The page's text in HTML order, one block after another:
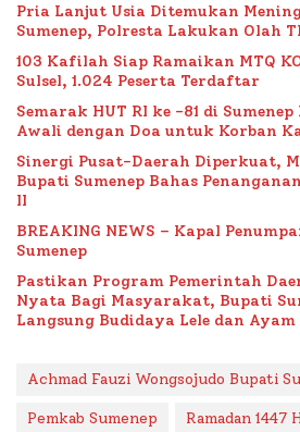
Pria Lanjut Usia Ditemukan
Sumenep, Polresta Lakukan Olah
103 Kafilah Siap Ramaikan MTQ
Sulsel, 1.024 Peserta Terdaftar
Semarak HUT RI ke -81 di
Awali dengan Doa untuk Korban
Sinergi Pusat-Daerah Diperkuat,
Bupati Sumenep Bahas
II
BREAKING NEWS – Kapal
Sumenep
Pastikan Program Pemerintah
Nyata Bagi Masyarakat, Bupati
Langsung Budidaya Lele dan Ayam
Achmad Fauzi Wongsojudo Bupati
Pemkab Sumenep Ramadan 1447